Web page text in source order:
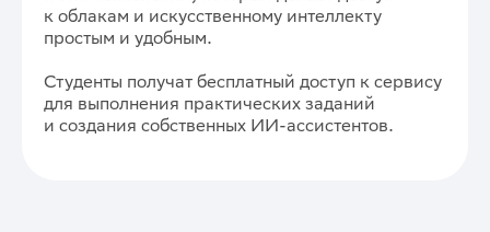
к облакам и искусственному интеллекту
простым и удобным.
Студенты получат бесплатный доступ к сервису
для выполнения практических заданий
и создания собственных ИИ-ассистентов.